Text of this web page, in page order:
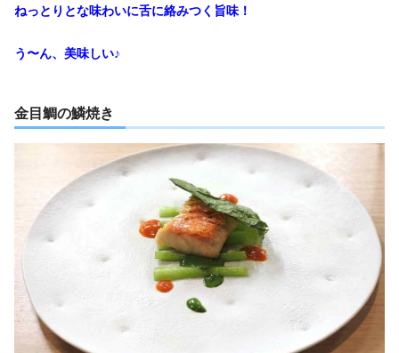
ねっとりとな味わいに舌に絡みつく旨味！
う〜ん、美味しい♪
金目鯛の鱗焼き